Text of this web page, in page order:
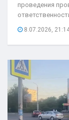
проведения
8.07.2026,